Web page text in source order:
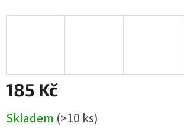
185 Kč
cena:
Skladem (>10 ks)